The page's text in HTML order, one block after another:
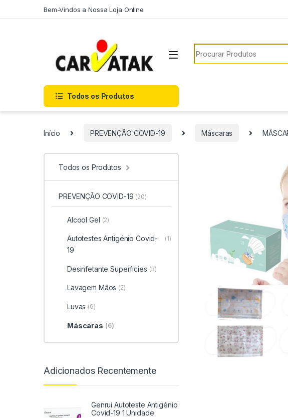
Bem-Vindos a Nossa Loja Online
Search for:
Todos os Produtos
Início PREVENÇÃO COVID-19 Máscaras
Todos os Produtos
PREVENÇÃO COVID-19 (20)
Alcool Gel (2)
Autotestes Antigénio Covid-
19
(1)
Desinfetante Superficies (3)
Lavagem Mãos (2)
Luvas (6)
Máscaras (6)
Adicionados Recentemente
Genrui Autoteste Antigénio
Covid-19 1 Unidade